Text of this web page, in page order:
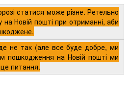
статися може різне. Ретельно
на Новій пошті при отриманні, аби
не так (але все буде добре, ми
пошкодження на Новій пошті ми
питання.